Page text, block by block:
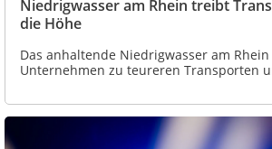
Niedrigwasser am Rhein treibt
die Höhe
Das anhaltende Niedrigwasser am
Unternehmen zu teureren Transporten